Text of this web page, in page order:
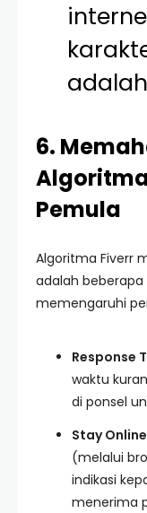
6.
Pemula
Algoritma Fiverr
adalah beberapa
memengaruhi
Response
waktu
di ponsel
Stay
(melalui
indikasi
menerima